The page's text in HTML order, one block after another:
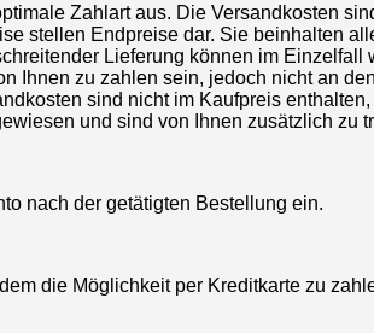
Zahlart aus. Die Versandkosten
stellen Endpreise dar. Sie beinhalten
Lieferung können im Einzelfall
Ihnen zu zahlen sein, jedoch nicht an
sind nicht im Kaufpreis
und sind von Ihnen zusätzlich zu
nach der getätigten Bestellung ein.
die Möglichkeit per Kreditkarte zu